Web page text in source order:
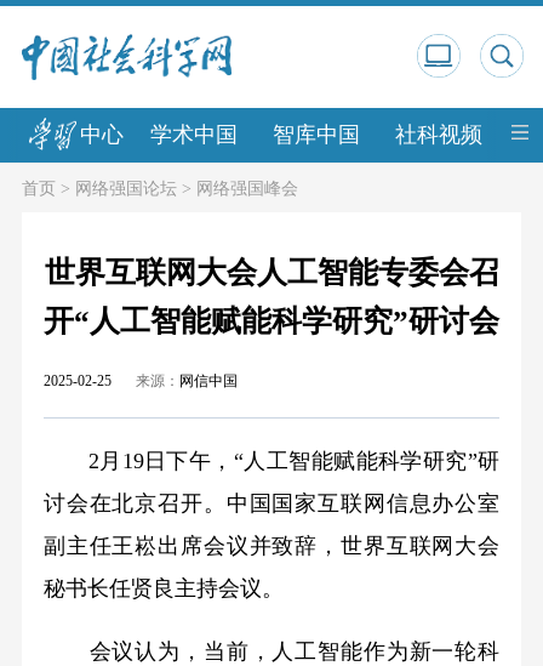
中心 学术中国 智库中国 社科视频 中
首页> 网络强国论坛> 网络强国峰会
世界互联网大会人工智能专委会召
开“人工智能赋能科学研究”研讨会
2025-02-25 来源： 网信中国
2月19日下午，“人工智能赋能科学研究”研
讨会在北京召开。中国国家互联网信息办公室
副主任王崧出席会议并致辞，世界互联网大会
秘书长任贤良主持会议。
会议认为，当前，人工智能作为新一轮科